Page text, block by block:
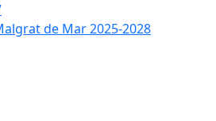
de Mar 2025-2028